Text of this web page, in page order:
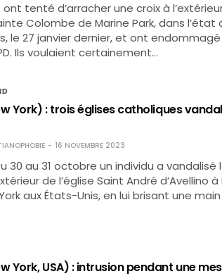
tenté d’arracher une croix à
Colombe de Marine Park, dans l’état
le 27 janvier dernier, et ont endommagé
Ils voulaient certainement…
York) : trois églises catholiques
16 NOVEMBRE 2023
30 au 31 octobre un individu a
de l’église Saint André d’Avellino à
aux États-Unis, en lui brisant une
York, USA) : intrusion pendant une